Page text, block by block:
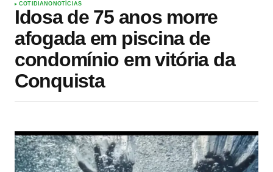
COTIDIANO NOTÍCIAS
Idosa de 75 anos morre
afogada em piscina de
condomínio em vitória da
Conquista